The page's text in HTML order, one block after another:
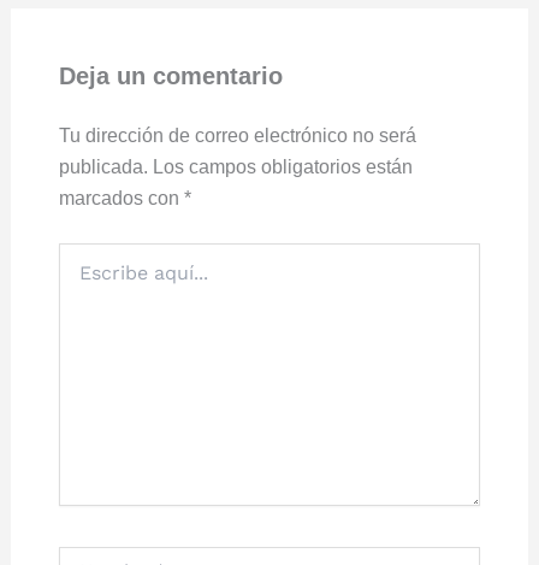
Deja un comentario
Tu dirección de correo electrónico no será
publicada. Los campos obligatorios están
marcados con *
aquí...